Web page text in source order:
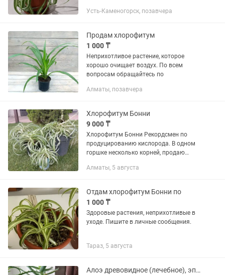
украсит дом или офис. ✅
растёт ✅ Красиво смотрится в...
Усть-Каменогорск, позавчера
Продам хлорофитум
1 000 ₸
Неприхотливое растение, которое
хорошо очищает воздух. По всем
вопросам обращайтесь по
Алматы, позавчера
Хлорофитум Бонни
9 000 ₸
Хлорофитум Бонни Рекордсмен по
продуцированию кислорода. В одном
горшке несколько корней, продаю
Алматы, 5 августа
Отдам хлорофитум Бонни по
1 000 ₸
Здоровые растения, неприхотливые в
уходе. Пишите в личные сообщения.
Тараз, 5 августа
Алоэ древовидное (лечебное), эпипремнум, фикус Бенджамина и замиокулькас